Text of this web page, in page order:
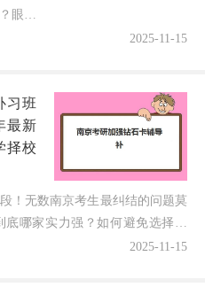
眼看
2025-11-15
习班
最新
择校
！无数南京考生最纠结的问题莫
哪家实力强？如何避免选择误
域8年的专业博主，今天...2025-11-15